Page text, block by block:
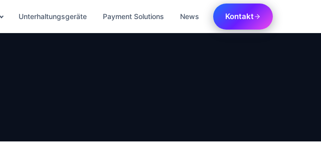
Unterhaltungsgeräte Payment Solutions News Kontakt